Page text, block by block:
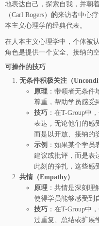
地表达自己，探索自我，并朝
（Carl Rogers） 的来访者中心疗
本主义心理学的经典代表。
在人本主义心理学中，个体被
角色是提供一个安全、接纳的
可操作的技巧
无条件积极关注（
原理 ：带领者无条件
尊重，帮助学员感受
技巧 ：在T-Group中
表达，无论他们的感
而是以开放、接纳的
示例 ：如果某个学员
建议或批评，而是表
此刻的挣扎，这些感
共情（Empathy）
原理 ：共情是深刻
使得学员能够感受到
技巧 ：在T-Group中
过重复、总结或扩展